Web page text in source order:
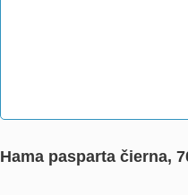
Hama pasparta čierna,